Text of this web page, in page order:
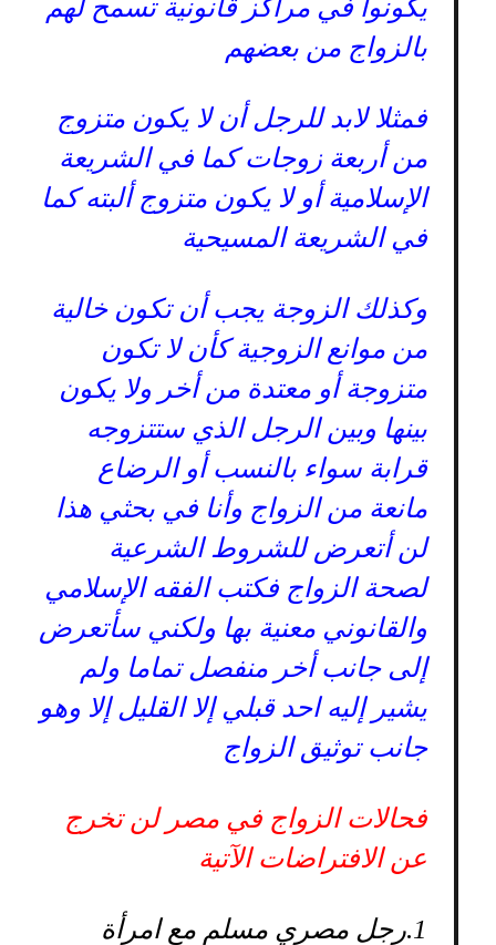
يكونوا في مراكز قانونية تسمح لهم
بالزواج من بعضهم
فمثلا لابد للرجل أن لا يكون متزوج
من أربعة زوجات كما في الشريعة
الإسلامية أو لا يكون متزوج ألبته كما
في الشريعة المسيحية
وكذلك الزوجة يجب أن تكون خالية
من موانع الزوجية كأن لا تكون
متزوجة أو معتدة من أخر ولا يكون
بينها وبين الرجل الذي ستتزوجه
قرابة سواء بالنسب أو الرضاع
مانعة من الزواج وأنا في بحثي هذا
لن أتعرض للشروط الشرعية
لصحة الزواج فكتب الفقه الإسلامي
والقانوني معنية بها ولكني سأتعرض
إلى جانب أخر منفصل تماما ولم
يشير إليه احد قبلي إلا القليل إلا وهو
جانب توثيق الزواج
فحالات الزواج في مصر لن تخرج
عن الافتراضات الآتية
1. رجل مصري مسلم مع امرأة